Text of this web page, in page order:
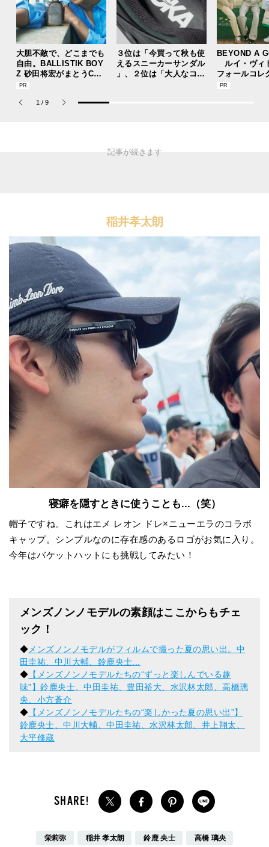
大胆不敵で、どこまでも
自由。BALLISTIK BOY
Z 砂田将宏がまとうCOA
CHの新作フレグランス
ナム パルファム」
３位は「今買って秋も使
えるスニーカーサンダル
」、２位は「大人なコン
BEYOND A
ルイ・ヴィ
フォールコレ
描くプレッピ
1 / 9
稲井孝太朗
寝癖を隠すときに使うことも...（笑）
帽子ですね。これはエメ レオン ドレ×ニューエラのコラボ
キャップ。シンプルなのに存在感のあるロゴがお気に入り。
今年はバケットハットにも挑戦してみたい！
メンズノンノモデルの素顔はここからもチェ
ック！
◆ メンズノンノモデルがフィルムで撮った夏の思い出。中
田圭祐、中川大輔、鈴鹿央士...
◆ 【メンズノンノモデルたちの“ずっと楽しんでいる趣
味”】鈴鹿央士、中田圭祐、豊田裕大、水沢林太郎、高橋璃
央、小方蒼介
◆ 【メンズノンノモデルたちの“楽しかった夏の思い出”】
鈴鹿央士、中川大輔、中田圭祐、水沢林太郎、井上翔太、
大平修蔵
栄莉弥 稲井 孝太朗 鈴鹿 央士 高橋 璃央